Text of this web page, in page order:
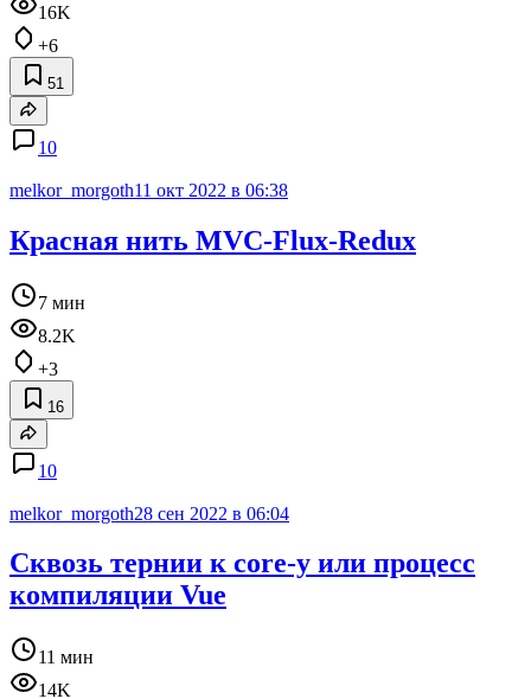
16K
+6
51
10
melkor_morgoth11 окт 2022 в 06:38
Красная нить MVC-Flux-Redux
7 мин
8.2K
+3
16
10
melkor_morgoth28 сен 2022 в 06:04
Сквозь тернии к core-у или процесс
компиляции Vue
11 мин
14K